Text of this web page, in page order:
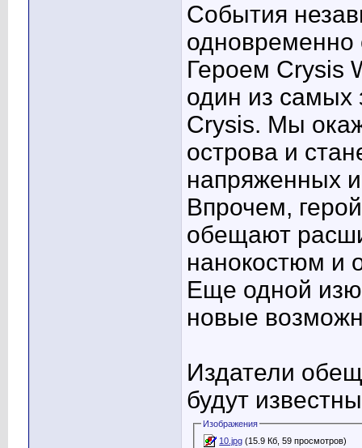
События
одновременно
Героем Crysis
один из
Crysis. Мы
острова и
напряженных
Впрочем,
обещают
нанокостюм и
Еще одной
новые
Издатели
будут
Изображения
10.jpg (15.9 Кб, 59 просмотров)